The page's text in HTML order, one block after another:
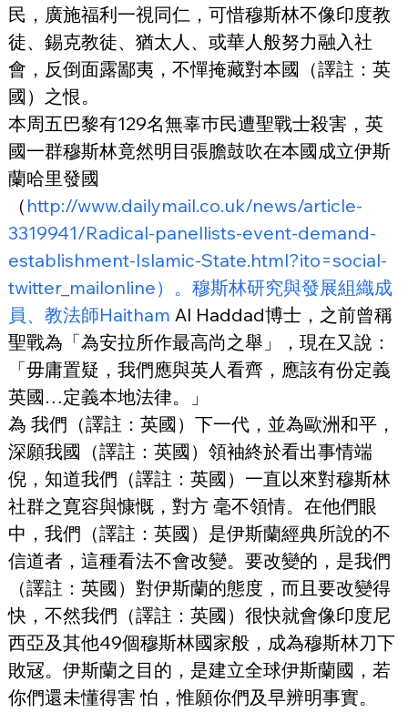
民，廣施福利一視同仁，可惜穆斯林不像印度教
徒、錫克教徒、猶太人、或華人般努力融入社
會，反倒面露鄙夷，不憚掩藏對本國（譯註：英
國）之恨。
本周五巴黎有129名無辜巿民遭聖戰士殺害，英
國一群穆斯林竟然明目張膽鼓吹在本國成立伊斯
蘭哈里發國
（ http://www.dailymail.co.uk/news/article-
3319941/Radical-panellists-event-demand-
establishment-Islamic-State.html?ito=social-
twitter_mailonline）。穆斯林研究與發展組織成
員、教法師Haitham Al Haddad博士，之前曾稱
聖戰為「為安拉所作最高尚之舉」，現在又說：
「毋庸置疑，我們應與英人看齊，應該有份定義
英國…定義本地法律。」
為 我們（譯註：英國）下一代，並為歐洲和平，
深願我國（譯註：英國）領袖終於看出事情端
倪，知道我們（譯註：英國）一直以來對穆斯林
社群之寛容與慷慨，對方 毫不領情。在他們眼
中，我們（譯註：英國）是伊斯蘭經典所說的不
信道者，這種看法不會改變。要改變的，是我們
（譯註：英國）對伊斯蘭的態度，而且要改變得
快，不然我們（譯註：英國）很快就會像印度尼
西亞及其他49個穆斯林國家般，成為穆斯林刀下
敗冦。伊斯蘭之目的，是建立全球伊斯蘭國，若
你們還未懂得害 怕，惟願你們及早辨明事實。